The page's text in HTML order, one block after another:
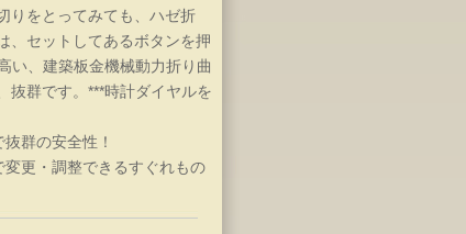
りをとってみても、ハゼ折
、セットしてあるボタンを押
い、建築板金機械動力折り曲
抜群です。***時計ダイヤルを
群の安全性！
更・調整できるすぐれもの